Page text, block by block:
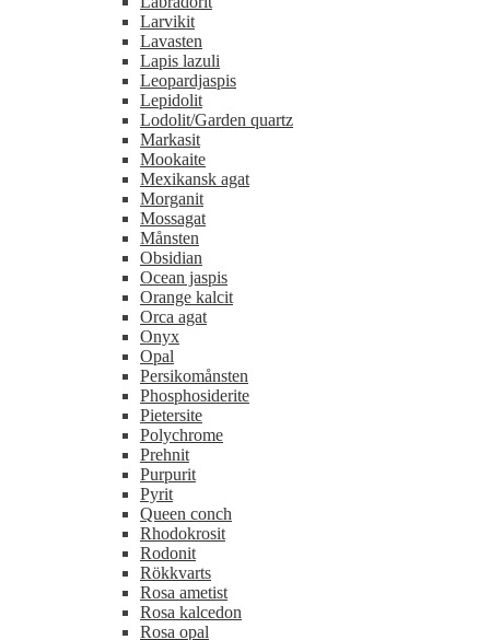
Larvikit
Lavasten
Lapis lazuli
Leopardjaspis
Lepidolit
Lodolit/Garden quartz
Markasit
Mookaite
Mexikansk agat
Morganit
Mossagat
Månsten
Obsidian
Ocean jaspis
Orange kalcit
Orca agat
Onyx
Opal
Persikomånsten
Phosphosiderite
Pietersite
Polychrome
Prehnit
Purpurit
Pyrit
Queen conch
Rhodokrosit
Rodonit
Rökkvarts
Rosa ametist
Rosa kalcedon
Rosa opal